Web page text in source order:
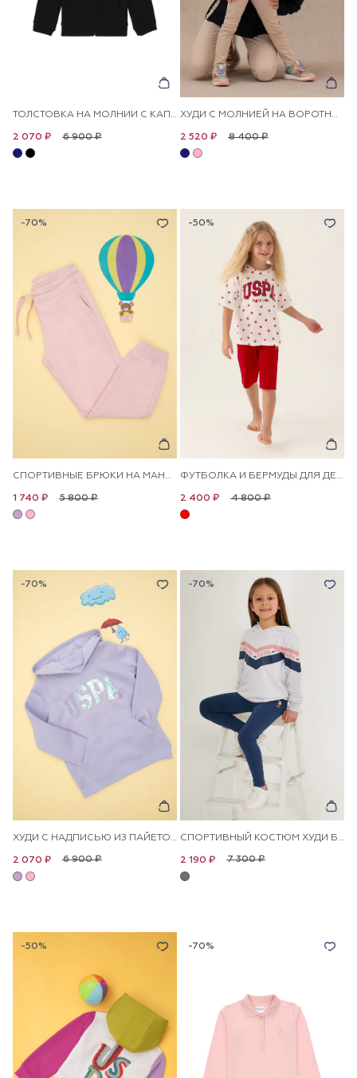
ТОЛСТОВКА НА МОЛНИИ С КАПЮШОНОМ ДЛЯ ДЕВОЧЕК
6 900 ₽
2 070 ₽
ХУДИ С МОЛНИЕЙ НА ВОРОТНИКЕ ДЛЯ ДЕВОЧЕК
8 400 ₽
2 520 ₽
-70%
СПОРТИВНЫЕ БРЮКИ НА МАНЖЕТАХ ДЛЯ ДЕВОЧЕК
5 800 ₽
1 740 ₽
-50%
ФУТБОЛКА И БЕРМУДЫ ДЛЯ ДЕВОЧЕК
4 800 ₽
2 400 ₽
-70%
ХУДИ С НАДПИСЬЮ ИЗ ПАЙЕТОК ДЛЯ ДЕВОЧЕК
6 900 ₽
2 070 ₽
-70%
СПОРТИВНЫЙ КОСТЮМ ХУДИ БРЮКИ ДЛЯ ДЕВОЧЕК
7 300 ₽
2 190 ₽
-50% -70%